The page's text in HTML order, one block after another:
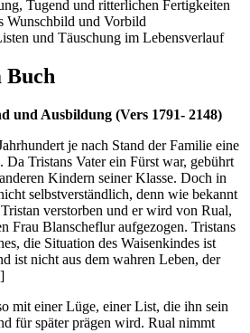
Tugend und ritterlichen Fertigkeiten
Wunschbild und Vorbild
und Täuschung im Lebensverlauf
Buch
und Ausbildung (Vers 1791- 2148)
je nach Stand der Familie eine
Tristans Vater ein Fürst war, gebührt
Kindern seiner Klasse. Doch in
selbstverständlich, denn wie bekannt
verstorben und er wird von Rual,
Frau Blanscheflur aufgezogen. Tristans
die Situation des Waisenkindes ist
ist nicht aus dem wahren Leben, der
mit einer Lüge, einer List, die ihn sein
für später prägen wird. Rual nimmt